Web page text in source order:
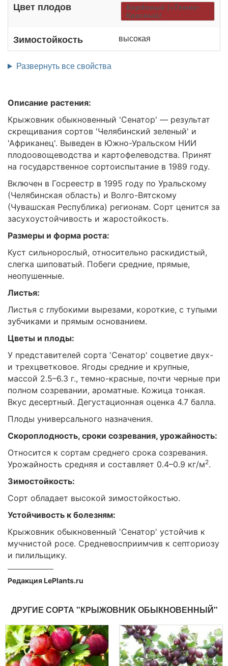
Цвет плодов
Бордовый (=Темно-
Красный)
Зимостойкость высокая
Развернуть все свойства
Описание растения:
Крыжовник обыкновенный 'Сенатор' — результат
скрещивания сортов 'Челябинский зеленый' и
'Африканец'. Выведен в Южно-Уральском НИИ
плодоовощеводства и картофелеводства. Принят
на государственное сортоиспытание в 1989 году.
Включен в Госреестр в 1995 году по Уральскому
(Челябинская область) и Волго-Вятскому
(Чувашская Республика) регионам. Сорт ценится за
засухоустойчивость и жаростойкость.
Размеры и форма роста:
Куст сильнорослый, относительно раскидистый,
слегка шиповатый. Побеги средние, прямые,
неопушенные.
Листья:
Листья с глубокими вырезами, короткие, с тупыми
зубчиками и прямым основанием.
Цветы и плоды:
У представителей сорта 'Сенатор' соцветие двух-
и трехцветковое. Ягоды средние и крупные,
массой 2.5–6.3 г., темно-красные, почти черные при
полном созревании, ароматные. Кожица тонкая.
Вкус десертный. Дегустационная оценка 4.7 балла.
Плоды универсального назначения.
Скороплодность, сроки созревания, урожайность:
Относится к сортам среднего срока созревания.
Урожайность средняя и составляет 0.4–0.9 кг/м2.
Зимостойкость:
Сорт обладает высокой зимостойкостью.
Устойчивость к болезням:
Крыжовник обыкновенный 'Сенатор' устойчив к
мучнистой росе. Средневосприимчив к септориозу
и пилильщику.
Редакция LePlants.ru
ДРУГИЕ СОРТА "КРЫЖОВНИК ОБЫКНОВЕННЫЙ"